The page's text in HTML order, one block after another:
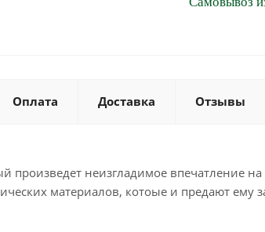
Оплата Доставка Отзывы
произведет неизгладимое впечатление
материалов, котоые и предают